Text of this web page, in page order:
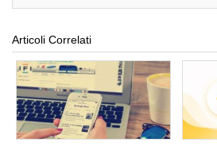
Articoli Correlati